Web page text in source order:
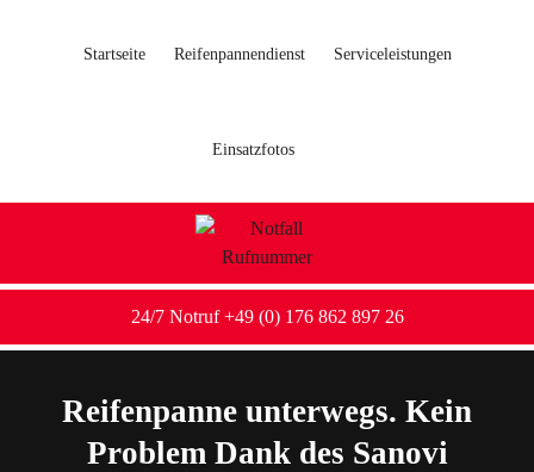
Startseite Reifenpannendienst Serviceleistungen
Einsatzfotos
24/7 Notruf +49 (0) 176 862 897 26
Reifenpanne unterwegs. Kein
Problem Dank des Sanovi